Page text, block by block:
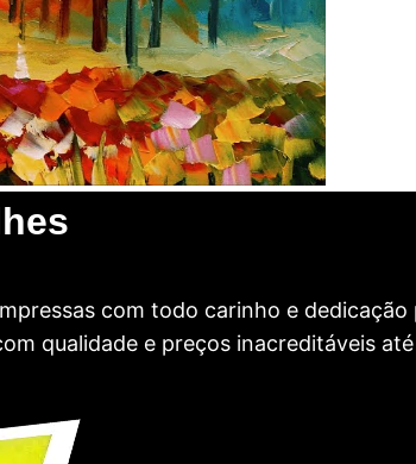
com todo carinho e dedicação
qualidade e preços inacreditáveis até